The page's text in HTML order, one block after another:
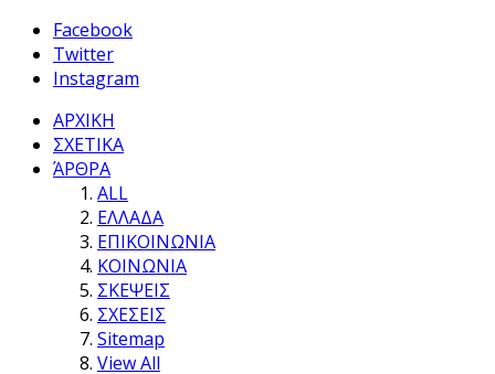
Facebook
Twitter
Instagram
ΑΡΧΙΚΗ
ΣΧΕΤΙΚΑ
ΆΡΘΡΑ
ALL
ΕΛΛΑΔΑ
ΕΠΙΚΟΙΝΩΝΙΑ
ΚΟΙΝΩΝΙΑ
ΣΚΕΨΕΙΣ
ΣΧΕΣΕΙΣ
Sitemap
View All